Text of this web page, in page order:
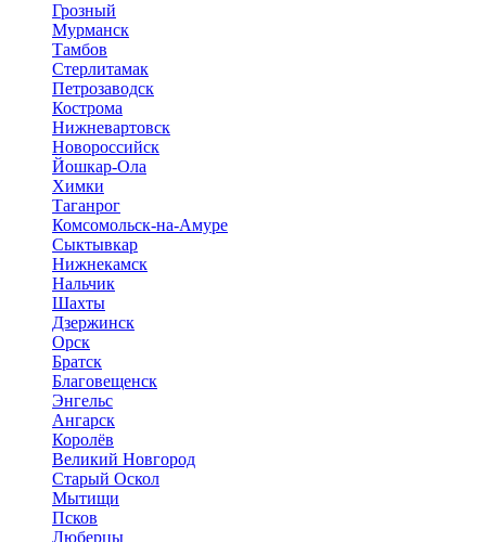
Грозный
Мурманск
Тамбов
Стерлитамак
Петрозаводск
Кострома
Нижневартовск
Новороссийск
Йошкар-Ола
Химки
Таганрог
Комсомольск-на-Амуре
Сыктывкар
Нижнекамск
Нальчик
Шахты
Дзержинск
Орск
Братск
Благовещенск
Энгельс
Ангарск
Королёв
Великий Новгород
Старый Оскол
Мытищи
Псков
Люберцы